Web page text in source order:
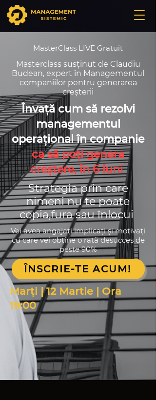
MasterClass LIVE Gratuit
Masterclass susținut de Claudiu
Budean, expert în Managementul
companiilor pentru generarea
creșterii
Învață cum să rezolvi
managementul
operațional în companie
ca să poți genera
creștere, în 6 luni
Strategia prin care
nimeni nu te poate
copia,fura sau înlocui
Vei avea angajați implicați și motivați
cu care vei obține o rată desucces de
peste 90%
ÎNSCRIE-TE ACUM!
Marți | 12 Martie | Ora
19:00